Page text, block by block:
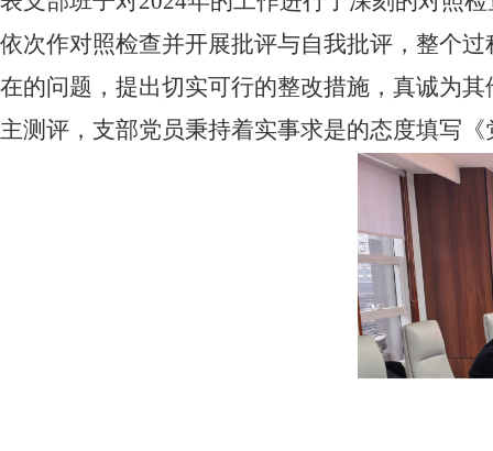
依次作对照检查并开展批评与自我批评，整个
在的问题，提出切实可行的整改措施，真诚为
主测评，支部党员秉持着实事求是的态度填写